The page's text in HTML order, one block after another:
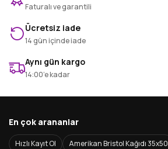
Faturalı ve garantili
Ücretsiz iade
14 gün içinde iade
Aynı gün kargo
14:00’e kadar
En çok arananlar
Hızlı Kayıt Ol Amerikan Bristol Kağıdı 35x50